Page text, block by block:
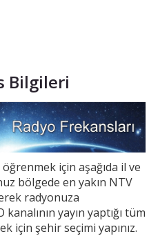
Bilgileri
için aşağıda il ve
bölgede en yakın NTV
radyonuza
yayın yaptığı tüm
için şehir seçimi yapınız.